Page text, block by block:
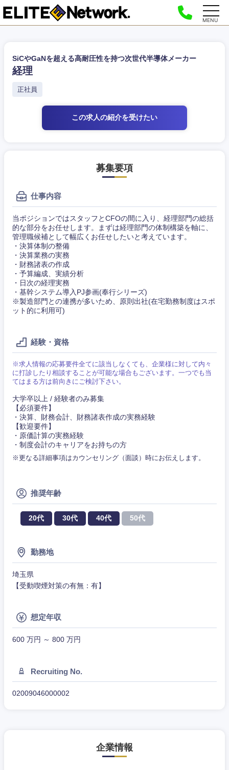
MENU
SiCやGaNを超える高耐圧性を持つ次世代半導体メーカー
経理
正社員
この求人の紹介を受けたい
募集要項
仕事内容
当ポジションではスタッフとCFOの間に入り、経理部門の総括
的な部分をお任せします。まずは経理部門の体制構築を軸に、
管理職候補として幅広くお任せしたいと考えています。
・決算体制の整備
・決算業務の実務
・財務諸表の作成
・予算編成、実績分析
・日次の経理実務
・基幹システム導入PJ参画(奉行シリーズ)
※製造部門との連携が多いため、原則出社(在宅勤務制度はスポ
ット的に利用可)
経験・資格
※求人情報の応募要件全てに該当しなくても、企業様に対して内々
に打診したり相談することが可能な場合もございます。一つでも当
てはまる方は前向きにご検討下さい。
大学卒以上 / 経験者のみ募集
【必須要件】
・決算、財務会計、財務諸表作成の実務経験
【歓迎要件】
・原価計算の実務経験
・制度会計のキャリアをお持ちの方
※更なる詳細事項はカウンセリング（面談）時にお伝えします。
推奨年齢
20代 30代 40代 50代
勤務地
埼玉県
【受動喫煙対策の有無：有】
想定年収
600 万円 ～ 800 万円
Recruiting No.
02009046000002
企業情報
ご希望の職種を選択してください
経営企
画・事業
企画
管理
SCM
人事
マーケテ
ィング
サービス
クリエイ
ティブ
コンサル
タント
専門職
技術職
ビス・制
（モノづ
画
新規事業企画・立上げ
M&A・事業投資
政策渉外
ご希望の職種を選択してください
経営企画・事業企画
経営ボード
SCM
人事
マーケティング
営業
コンサルタント
技術職（IT）、Webサービス・制作、ゲーム
技術職（モノづくり）
建設・施工管理
ご希望の業界を選択してください
商社・卸
エネルギー・資源・環境
自動車・機械・船舶
電気・電子・半導体
素材・化学・金属
食品・化粧品・アパレル・消費財
メディカル・ヘルスケア・ライフサイエンス
金融
建設・不動産
倉庫・運輸・物流
小売・通販・外食
IT・通信
WEBサービス
コンサル・シンクタンク
ご希望の勤務地を選択してください
北海道・東北地方
北海道 青森県
宮城県 山形県
ご希望条件を入力ください
希望年収
フリーワード
こだわり条件を入力ください
急募 第二新卒
上場企業
転勤なし
フルリモート